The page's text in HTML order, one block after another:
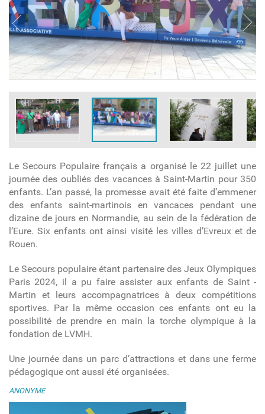
Le Secours Populaire français a organisé le 22 juillet une
journée des oubliés des vacances à Saint-Martin pour 350
enfants. L’an passé, la promesse avait été faite d’emmener
des enfants saint-martinois en vancaces pendant une
dizaine de jours en Normandie, au sein de la fédération de
l’Eure. Six enfants ont ainsi visité les villes d’Evreux et de
Rouen.
Le Secours populaire étant partenaire des Jeux Olympiques
Paris 2024, il a pu faire assister aux enfants de Saint -
Martin et leurs accompagnatrices à deux compétitions
sportives. Par la même occasion ces enfants ont eu la
possibilité de prendre en main la torche olympique à la
fondation de LVMH.
Une journée dans un parc d’attractions et dans une ferme
pédagogique ont aussi été organisées.
ANONYME